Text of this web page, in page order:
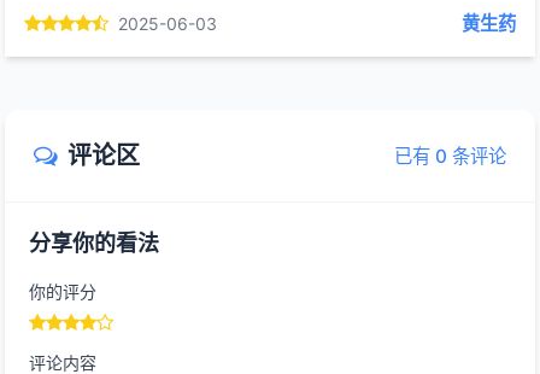
2025-06-03 黄生药
评论区 已有 0 条评论
分享你的看法
你的评分
评论内容